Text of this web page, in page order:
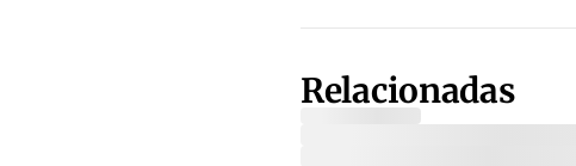
Relacionadas